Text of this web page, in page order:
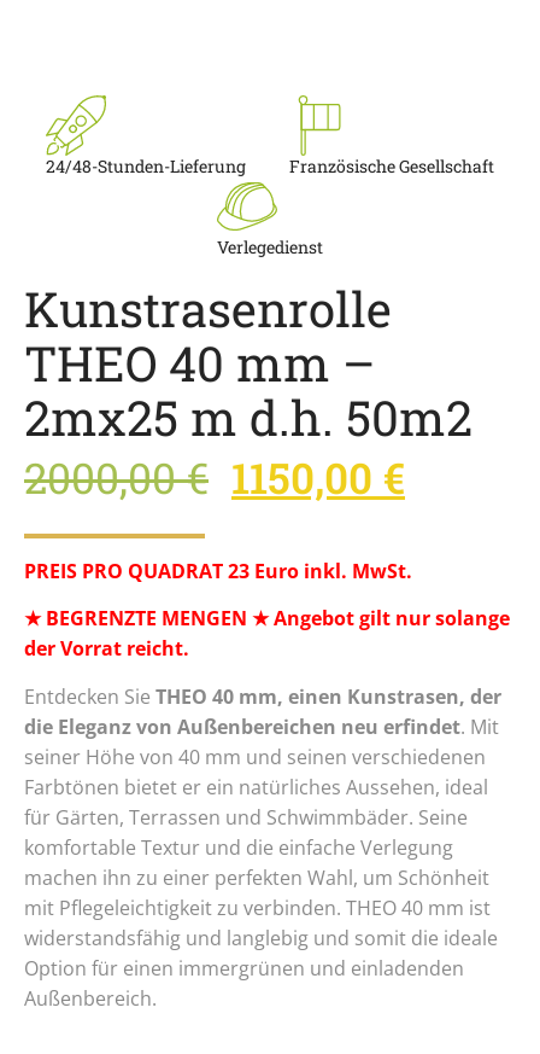
24/48-Stunden-Lieferung Französische Gesellschaft
Verlegedienst
Kunstrasenrolle
THEO 40 mm –
2mx25 m d.h. 50m2
2000,00€ 1150,00 €
PREIS PRO QUADRAT 23 Euro inkl. MwSt.
★ BEGRENZTE MENGEN ★ Angebot gilt nur solange
der Vorrat reicht.
Entdecken Sie THEO 40 mm, einen Kunstrasen, der
die Eleganz von Außenbereichen neu erfindet. Mit
seiner Höhe von 40 mm und seinen verschiedenen
Farbtönen bietet er ein natürliches Aussehen, ideal
für Gärten, Terrassen und Schwimmbäder. Seine
komfortable Textur und die einfache Verlegung
machen ihn zu einer perfekten Wahl, um Schönheit
mit Pflegeleichtigkeit zu verbinden. THEO 40 mm ist
widerstandsfähig und langlebig und somit die ideale
Option für einen immergrünen und einladenden
Außenbereich.